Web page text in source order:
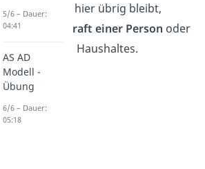
Betrag, der hier übrig bleibt,
die
Kaufkraft einer Person oder
gesamten Haushaltes.
5/6 – Dauer:
04:41
AS AD
Modell -
Übung
6/6 – Dauer:
05:18